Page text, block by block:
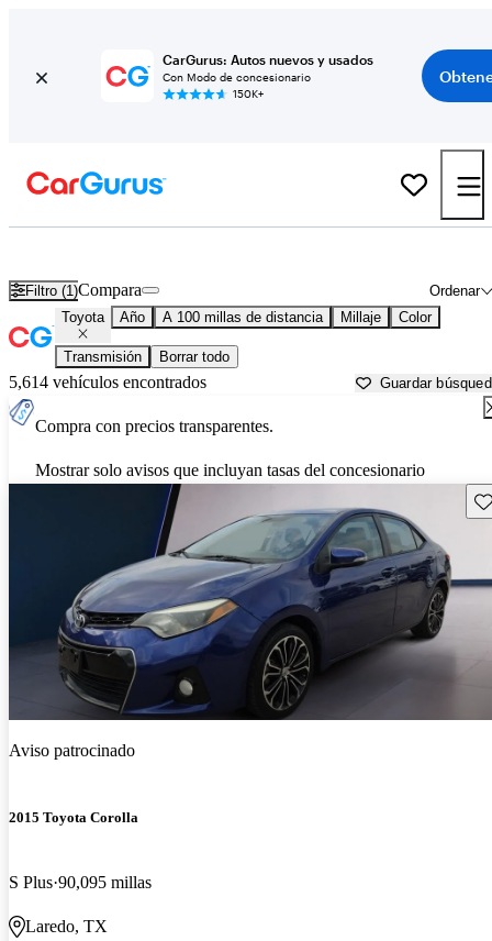
CarGurus: Autos nuevos y usados
Con Modo de concesionario
150K+
Filtro (1) Ordenar
Compara
Toyota Año A 100 millas de distancia Millaje Color
Transmisión Borrar todo
5,614 vehículos encontrados Guardar
Compra con precios transparentes.
Mostrar solo avisos que incluyan tasas del concesionario
Aviso patrocinado
2015 Toyota Corolla
S Plus 90,095 millas
Laredo, TX